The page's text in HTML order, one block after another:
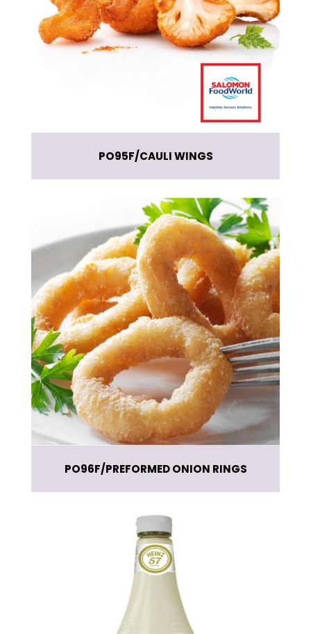
PO95F CAULI WINGS
PO96F PREFORMED ONION RINGS